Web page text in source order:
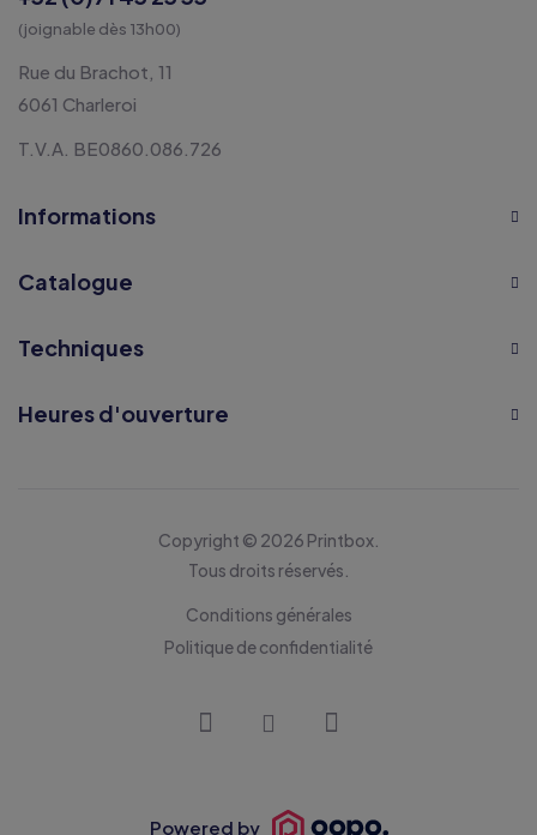
(joignable dès 13h00)
Rue du Brachot, 11
6061 Charleroi
T.V.A. BE0860.086.726
Informations
Catalogue
Techniques
Heures d'ouverture
Copyright © 2026 Printbox.
Tous droits réservés.
Conditions générales
Politique de confidentialité
Powered by